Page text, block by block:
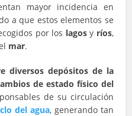
mayor incidencia en
a que estos elementos se
por los lagosy ríos,
mar.
diversos depósitos de la
de estado físico del
de su circulación
del agua, generando tan